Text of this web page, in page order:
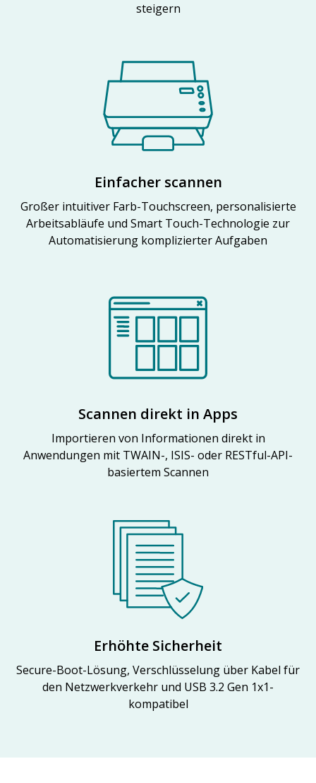
steigern
Einfacher scannen
Großer intuitiver Farb-Touchscreen, personalisierte
Arbeitsabläufe und Smart Touch-Technologie zur
Automatisierung komplizierter Aufgaben
Scannen direkt in Apps
Importieren von Informationen direkt in
Anwendungen mit TWAIN-, ISIS- oder RESTful-API-
basiertem Scannen
Erhöhte Sicherheit
Secure-Boot-Lösung, Verschlüsselung über Kabel für
den Netzwerkverkehr und USB 3.2 Gen 1x1-
kompatibel